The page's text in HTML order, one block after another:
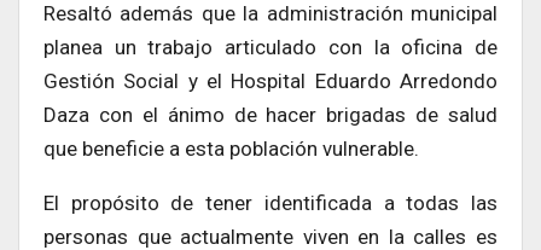
Resaltó además que la administración municipal
planea un trabajo articulado con la oficina de
Gestión Social y el Hospital Eduardo Arredondo
Daza con el ánimo de hacer brigadas de salud
que beneficie a esta población vulnerable.
El propósito de tener identificada a todas las
personas que actualmente viven en la calles es